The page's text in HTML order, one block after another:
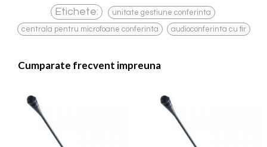
Etichete: unitate gestiune conferinta ,
centrala pentru microfoane conferinta , audioconferinta cu fir
Cumparate frecvent impreuna